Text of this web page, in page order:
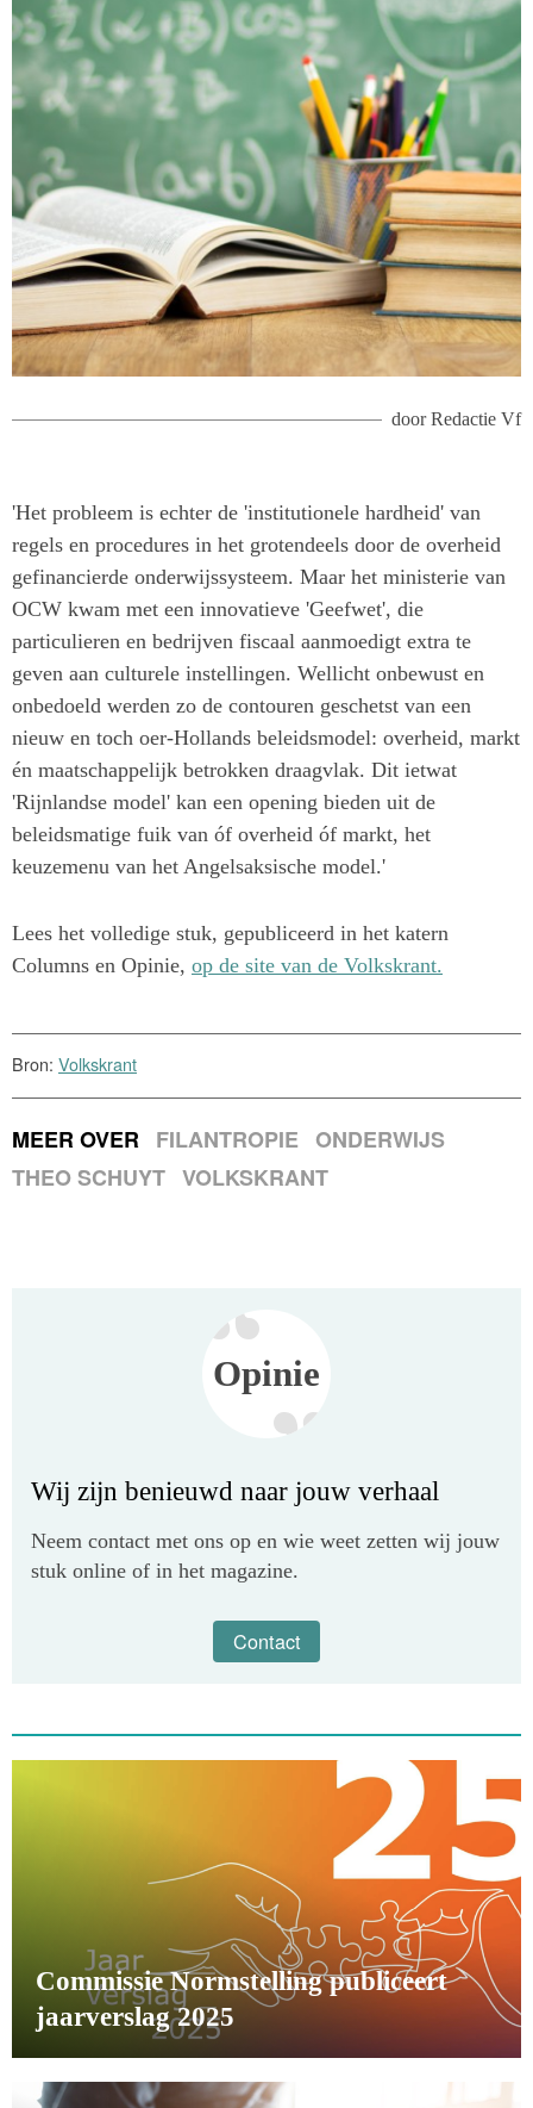
doorRedactie Vf
'Het probleem is echter de 'institutionele hardheid' van
regels en procedures in het grotendeels door de overheid
gefinancierde onderwijssysteem. Maar het ministerie van
OCW kwam met een innovatieve 'Geefwet', die
particulieren en bedrijven fiscaal aanmoedigt extra te
geven aan culturele instellingen. Wellicht onbewust en
onbedoeld werden zo de contouren geschetst van een
nieuw en toch oer-Hollands beleidsmodel: overheid, markt
én maatschappelijk betrokken draagvlak. Dit ietwat
'Rijnlandse model' kan een opening bieden uit de
beleidsmatige fuik van óf overheid óf markt, het
keuzemenu van het Angelsaksische model.'
Lees het volledige stuk, gepubliceerd in het katern
Columns en Opinie, op de site van de Volkskrant.
Bron: Volkskrant
MEER OVER FILANTROPIE ONDERWIJS
THEO SCHUYT VOLKSKRANT
Opinie
Wij zijn benieuwd naar jouw verhaal
Neem contact met ons op en wie weet zetten wij jouw
stuk online of in het magazine.
Contact
Commissie Normstelling publiceert
jaarverslag 2025